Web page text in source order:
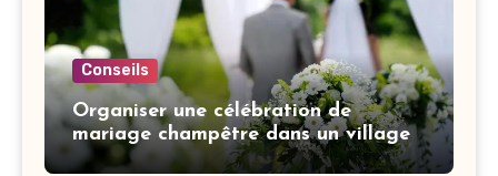
Conseils
Organiser une célébration de
mariage champêtre dans un village